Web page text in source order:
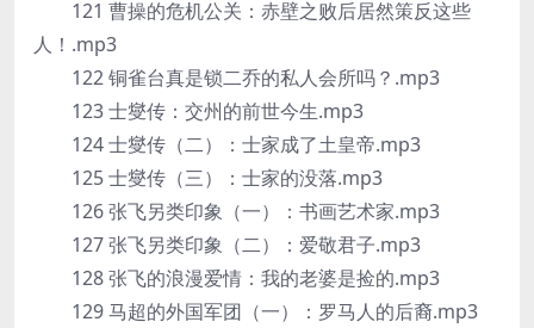
121 曹操的危机公关：赤壁之败后居然策反这些
人！.mp3
122 铜雀台真是锁二乔的私人会所吗？.mp3
123 士燮传：交州的前世今生.mp3
124 士燮传（二）：士家成了土皇帝.mp3
125 士燮传（三）：士家的没落.mp3
126 张飞另类印象（一）：书画艺术家.mp3
127 张飞另类印象（二）：爱敬君子.mp3
128 张飞的浪漫爱情：我的老婆是捡的.mp3
129 马超的外国军团（一）：罗马人的后裔.mp3